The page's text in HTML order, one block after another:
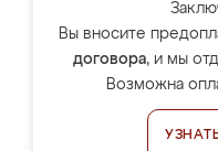
Вы вносите
договора, и мы
Возможна